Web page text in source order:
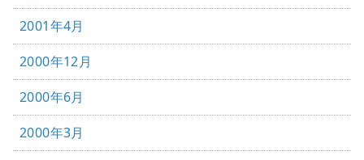
2001年4月
2000年12月
2000年6月
2000年3月